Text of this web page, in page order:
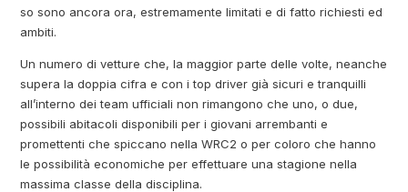
so sono ancora ora, estremamente limitati e di fatto richiesti ed
ambiti.
Un numero di vetture che, la maggior parte delle volte, neanche
supera la doppia cifra e con i top driver già sicuri e tranquilli
all’interno dei team ufficiali non rimangono che uno, o due,
possibili abitacoli disponibili per i giovani arrembanti e
promettenti che spiccano nella WRC2 o per coloro che hanno
le possibilità economiche per effettuare una stagione nella
massima classe della disciplina.